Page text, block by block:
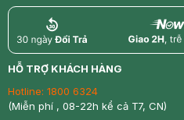
return nowfree
HỖ TRỢ KHÁCH HÀNG
Hotline: 1800 6324
(Miễn phí , 08-22h kể cả T7, CN)